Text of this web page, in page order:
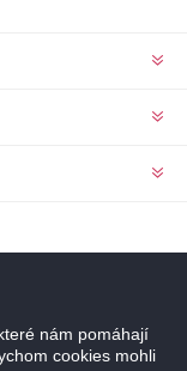
nám pomáhají
cookies mohli